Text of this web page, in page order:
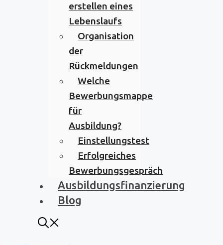
erstellen eines
Lebenslaufs
Organisation
der
Rückmeldungen
Welche
Bewerbungsmappe
für
Ausbildung?
Einstellungstest
Erfolgreiches
Bewerbungsgespräch
Ausbildungsfinanzierung
Blog